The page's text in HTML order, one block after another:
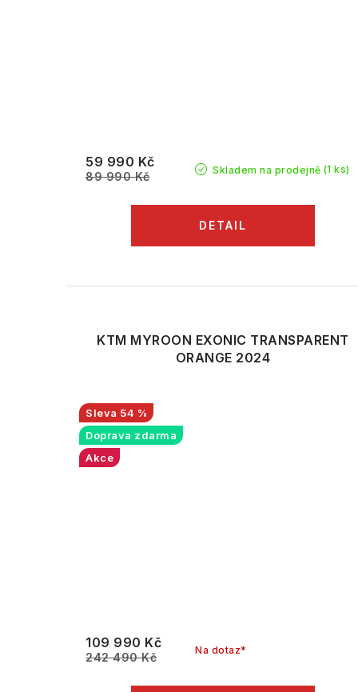
Skladem na prodejně (1 ks)
59 990 Kč
89 990 Kč
KTM MYROON EXONIC TRANSPARENT
ORANGE 2024
54 %
Doprava zdarma
Akce
Na dotaz*
109 990 Kč
242 490 Kč